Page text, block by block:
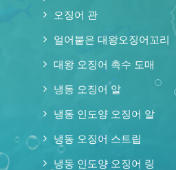
오징어 관
얼어붙은 대왕오징어꼬리
대왕 오징어 촉수 도매
냉동 오징어 알
냉동 인도양 오징어 알
냉동 오징어 스트립
냉동 인도양 오징어 링